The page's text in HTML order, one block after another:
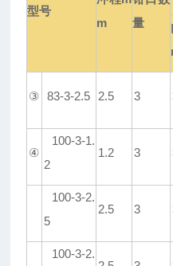
型号
m
量
③ 83-3-2.5 2.5 3
④
100-3-1.
2
1.2 3
100-3-2.
5
2.5 3
100-3-2.